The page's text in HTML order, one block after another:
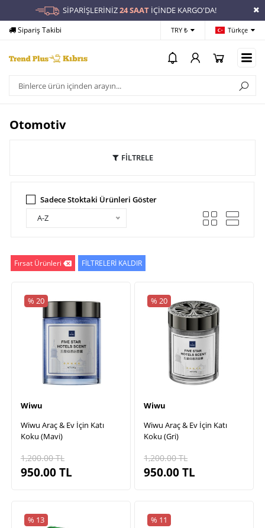
SİPARİŞLERİNİZ24 SAATİÇİNDE KARGO'DA!
Sipariş Takibi TRY ₺ Türkçe
Otomotiv
FİLTRELE
Sadece Stoktaki Ürünleri Göster
A-Z
Fırsat Ürünleri FİLTRELERİ KALDIR
% 20
Wiwu
Wiwu Araç & Ev İçin Katı
Koku (Mavi)
1,200.00TL
950.00TL
% 20
Wiwu
Wiwu Araç & Ev İçin Katı
Koku (Gri)
1,200.00TL
950.00TL
% 13 % 11